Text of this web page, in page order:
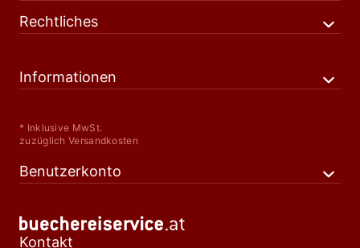
Rechtliches
Informationen
* Inklusive MwSt.
zuzüglich Versandkosten
Benutzerkonto
Kontakt